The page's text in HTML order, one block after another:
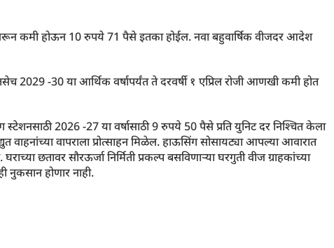
कमी होऊन 10 रुपये 71 पैसे इतका होईल. नवा बहुवार्षिक वीजदर आदेश
2029 -30 या आर्थिक वर्षापर्यंत ते दरवर्षी १ एप्रिल रोजी आणखी कमी होत
2026 -27 या वर्षासाठी 9 रुपये 50 पैसे प्रति युनिट दर निश्चित केला
वापराला प्रोत्साहन मिळेल. हाऊसिंग सोसायट्या आपल्या आवारात
छतावर सौरऊर्जा निर्मिती प्रकल्प बसविणाऱ्या घरगुती वीज ग्राहकांच्या
नुकसान होणार नाही.